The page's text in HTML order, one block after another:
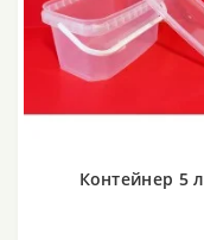
Контейнер 5 л